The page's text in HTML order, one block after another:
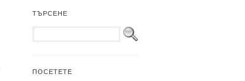
ТЪРСЕНЕ
ПОСЕТЕТЕ